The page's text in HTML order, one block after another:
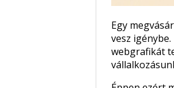
Egy
vesz
webgrafikát